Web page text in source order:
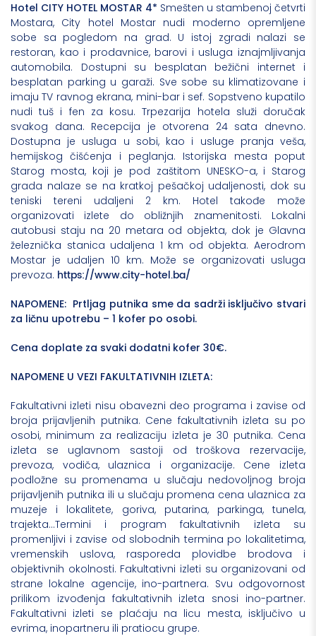
Hotel CITY HOTEL MOSTAR 4* Smešten u stambenoj četvrti
Mostara, City hotel Mostar nudi moderno opremljene
sobe sa pogledom na grad. U istoj zgradi nalazi se
restoran, kao i prodavnice, barovi i usluga iznajmljivanja
automobila. Dostupni su besplatan bežični internet i
besplatan parking u garaži. Sve sobe su klimatizovane i
imaju TV ravnog ekrana, mini-bar i sef. Sopstveno kupatilo
nudi tuš i fen za kosu. Trpezarija hotela služi doručak
svakog dana. Recepcija je otvorena 24 sata dnevno.
Dostupna je usluga u sobi, kao i usluge pranja veša,
hemijskog čišćenja i peglanja. Istorijska mesta poput
Starog mosta, koji je pod zaštitom UNESKO-a, i Starog
grada nalaze se na kratkoj pešačkoj udaljenosti, dok su
teniski tereni udaljeni 2 km. Hotel takođe može
organizovati izlete do obližnjih znamenitosti. Lokalni
autobusi staju na 20 metara od objekta, dok je Glavna
železnička stanica udaljena 1 km od objekta. Aerodrom
Mostar je udaljen 10 km. Može se organizovati usluga
prevoza. https://www.city-hotel.ba/
NAPOMENE: Prtljag putnika sme da sadrži isključivo stvari
za ličnu upotrebu – 1 kofer po osobi.
Cena doplate za svaki dodatni kofer 30€.
NAPOMENE U VEZI FAKULTATIVNIH IZLETA:
Fakultativni izleti nisu obavezni deo programa i zavise od
broja prijavljenih putnika. Cene fakultativnih izleta su po
osobi, minimum za realizaciju izleta je 30 putnika. Cena
izleta se uglavnom sastoji od troškova rezervacije,
prevoza, vodiča, ulaznica i organizacije. Cene izleta
podložne su promenama u slučaju nedovoljnog broja
prijavljenih putnika ili u slučaju promena cena ulaznica za
muzeje i lokalitete, goriva, putarina, parkinga, tunela,
trajekta…Termini i program fakultativnih izleta su
promenljivi i zavise od slobodnih termina po lokalitetima,
vremenskih uslova, rasporeda plovidbe brodova i
objektivnih okolnosti. Fakultativni izleti su organizovani od
strane lokalne agencije, ino-partnera. Svu odgovornost
prilikom izvođenja fakultativnih izleta snosi ino-partner.
Fakultativni izleti se plaćaju na licu mesta, isključivo u
evrima, inopartneru ili pratiocu grupe.